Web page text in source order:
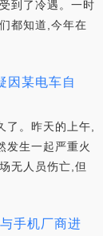
到了冷遇。一时
都知道,今年在
因某电车自
了。昨天的上午,
发生一起严重火
无人员伤亡,但
手机厂商进